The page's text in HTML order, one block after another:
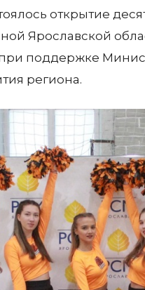
открытие
Ярославской
поддержке
региона.